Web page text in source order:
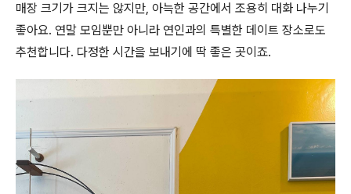
매장 크기가 크지는 않지만, 아늑한 공간에서 조용히 대화 나누기
좋아요. 연말 모임뿐만 아니라 연인과의 특별한 데이트 장소로도
추천합니다. 다정한 시간을 보내기에 딱 좋은 곳이죠.